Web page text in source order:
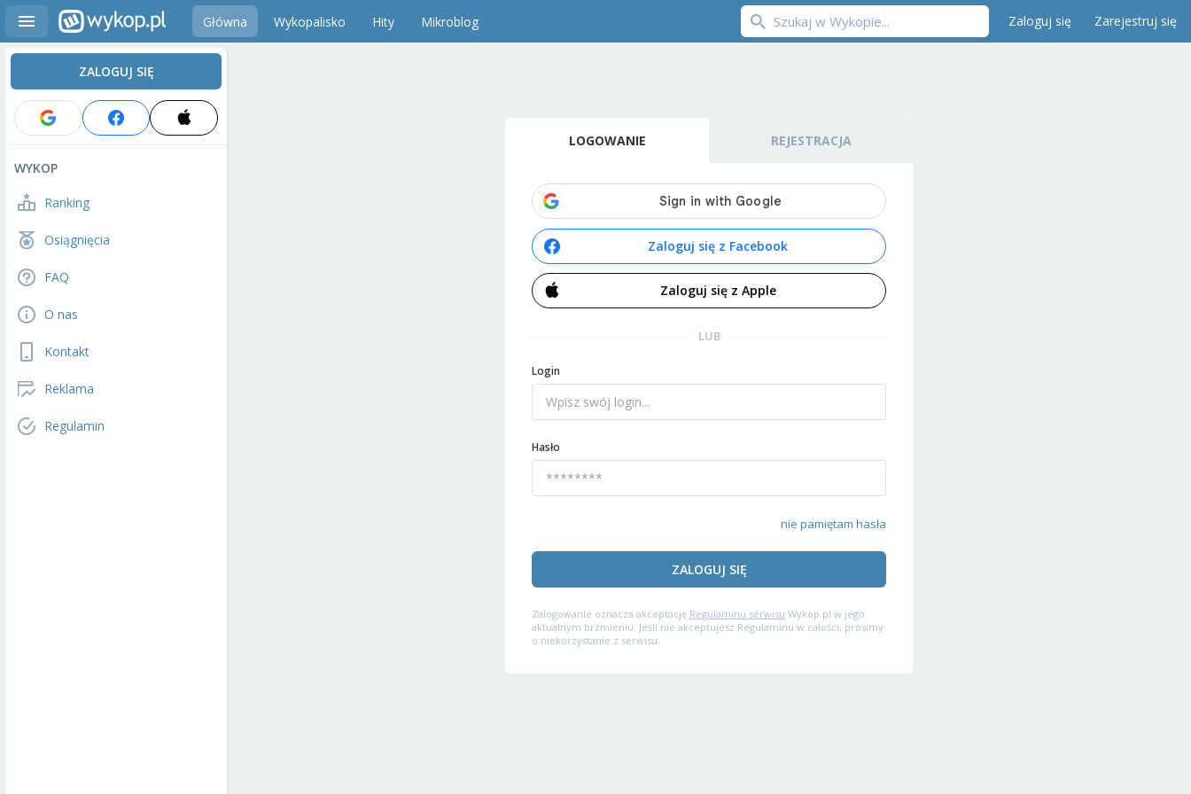
Główna Wykopalisko Hity Mikroblog Zaloguj się Zarejestruj się
ZALOGUJ SIĘ
WYKOP
Ranking
Osiągnięcia
FAQ
O nas
Kontakt
Reklama
Regulamin
LOGOWANIE REJESTRACJA
Zaloguj się z Facebook
Zaloguj się z Apple
LUB
Login
Hasło
nie pamiętam hasła
ZALOGUJ SIĘ
Zalogowanie oznacza akceptację Regulaminu serwisu Wykop.pl w jego
aktualnym brzmieniu. Jeśli nie akceptujesz Regulaminu w całości, prosimy
o niekorzystanie z serwisu.